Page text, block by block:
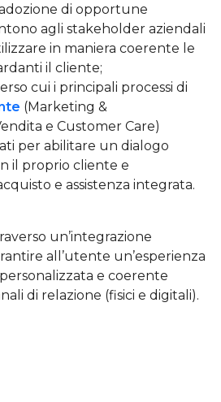
di opportune
agli stakeholder aziendali
in maniera coerente le
il cliente;
cui i principali processi di
(Marketing &
e Customer Care)
per abilitare un dialogo
il proprio cliente e
e assistenza integrata.
un’integrazione
all’utente un’esperienza
e coerente
di relazione (fisici e digitali).